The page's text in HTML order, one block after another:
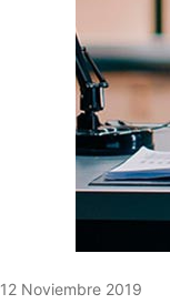
12 Noviembre 2019